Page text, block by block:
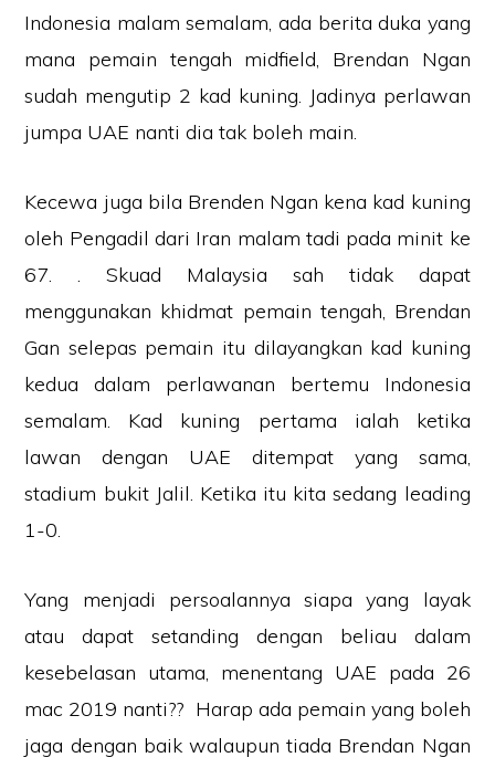
Indonesia malam semalam, ada berita duka yang
mana pemain tengah midfield, Brendan Ngan
sudah mengutip 2 kad kuning. Jadinya perlawan
jumpa UAE nanti dia tak boleh main.
Kecewa juga bila Brenden Ngan kena kad kuning
oleh Pengadil dari Iran malam tadi pada minit ke
67. . Skuad Malaysia sah tidak dapat
menggunakan khidmat pemain tengah, Brendan
Gan selepas pemain itu dilayangkan kad kuning
kedua dalam perlawanan bertemu Indonesia
semalam. Kad kuning pertama ialah ketika
lawan dengan UAE ditempat yang sama,
stadium bukit Jalil. Ketika itu kita sedang leading
1-0.
Yang menjadi persoalannya siapa yang layak
atau dapat setanding dengan beliau dalam
kesebelasan utama, menentang UAE pada 26
mac 2019 nanti?? Harap ada pemain yang boleh
jaga dengan baik walaupun tiada Brendan Ngan